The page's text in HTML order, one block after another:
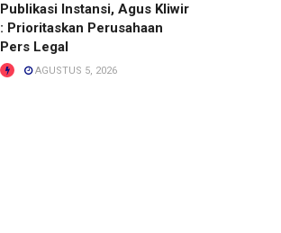
Publikasi Instansi, Agus Kliwir
: Prioritaskan Perusahaan
Pers Legal
AGUSTUS 5, 2026